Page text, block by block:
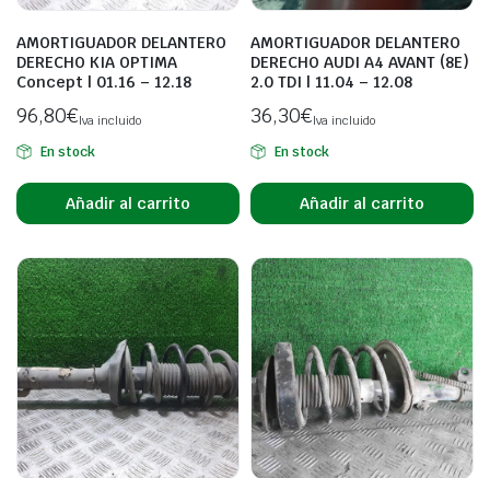
AMORTIGUADOR DELANTERO
DERECHO KIA OPTIMA
Concept | 01.16 – 12.18
96,80€Iva incluido
En stock
Añadir al carrito
AMORTIGUADOR DELANTERO
DERECHO AUDI A4 AVANT (8E)
2.0 TDI | 11.04 – 12.08
36,30€Iva incluido
En stock
Añadir al carrito